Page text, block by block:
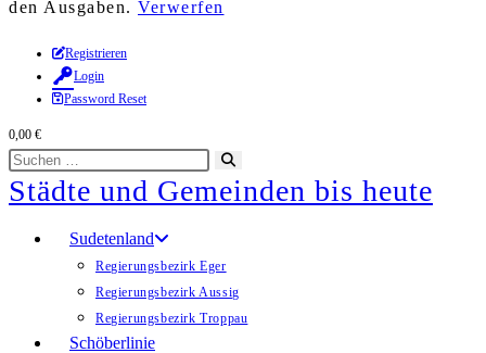
den Ausgaben. Verwerfen
Zum
Inhalt
springen
Registrieren
Login
Password Reset
0,00 €
Diese
Website
durchsuchen
starten
Städte und Gemeinden bis heute
Sudetenland
Regierungsbezirk Eger
Regierungsbezirk Aussig
Regierungsbezirk Troppau
Schöberlinie